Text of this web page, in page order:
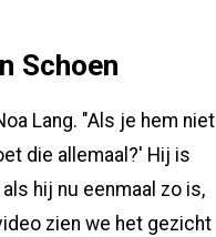
Schoen
Lang. "Als je hem niet
die allemaal?' Hij is
hij nu eenmaal zo is,
zien we het gezicht